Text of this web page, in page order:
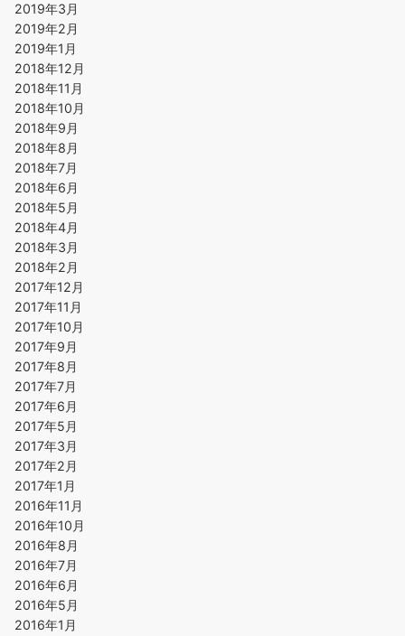
2019年3月
2019年2月
2019年1月
2018年12月
2018年11月
2018年10月
2018年9月
2018年8月
2018年7月
2018年6月
2018年5月
2018年4月
2018年3月
2018年2月
2017年12月
2017年11月
2017年10月
2017年9月
2017年8月
2017年7月
2017年6月
2017年5月
2017年3月
2017年2月
2017年1月
2016年11月
2016年10月
2016年8月
2016年7月
2016年6月
2016年5月
2016年1月